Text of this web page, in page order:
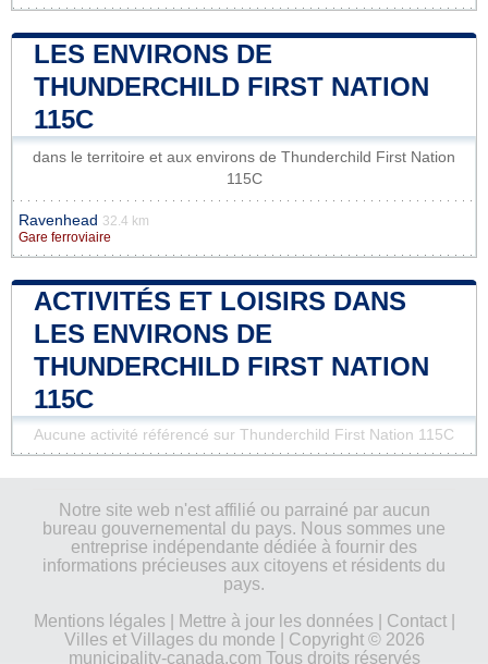
LES ENVIRONS DE
THUNDERCHILD FIRST NATION
115C
dans le territoire et aux environs de Thunderchild First Nation
115C
Ravenhead 32.4 km
Gare ferroviaire
ACTIVITÉS ET LOISIRS DANS
LES ENVIRONS DE
THUNDERCHILD FIRST NATION
115C
Aucune activité référencé sur Thunderchild First Nation 115C
Notre site web n'est affilié ou parrainé par aucun
bureau gouvernemental du pays. Nous sommes une
entreprise indépendante dédiée à fournir des
informations précieuses aux citoyens et résidents du
pays.
Mentions légales| Mettre à jour les données| Contact|
Villes et Villages du monde | Copyright © 2026
municipality-canada.com Tous droits réservés